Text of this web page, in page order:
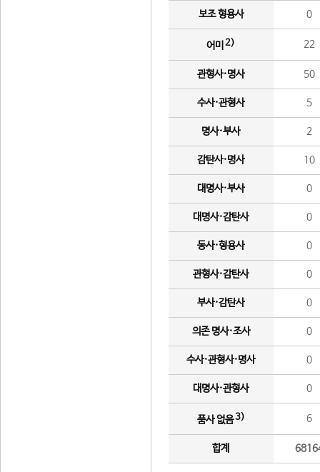
보조 형용사 0
어미 2) 22
관형사·명사 50
수사·관형사 5
명사·부사 2
감탄사·명사 10
대명사·부사 0
대명사·감탄사 0
동사·형용사 0
관형사·감탄사 0
부사·감탄사 0
의존 명사·조사 0
수사·관형사·명사 0
대명사·관형사 0
품사 없음3) 6
합계